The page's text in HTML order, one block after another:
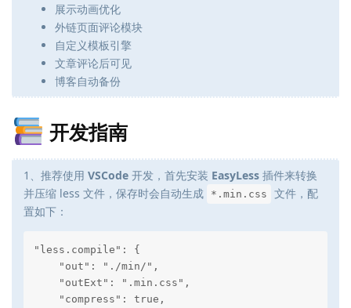
展示动画优化
外链页面评论模块
自定义模板引擎
文章评论后可见
博客自动备份
开发指南
1、推荐使用 VSCode 开发，首先安装 EasyLess 插件来转换
并压缩 less 文件，保存时会自动生成
*.min.css
文件，配
置如下：
"less.compile": {
    "out": "./min/",
    "outExt": ".min.css",
    "compress": true,